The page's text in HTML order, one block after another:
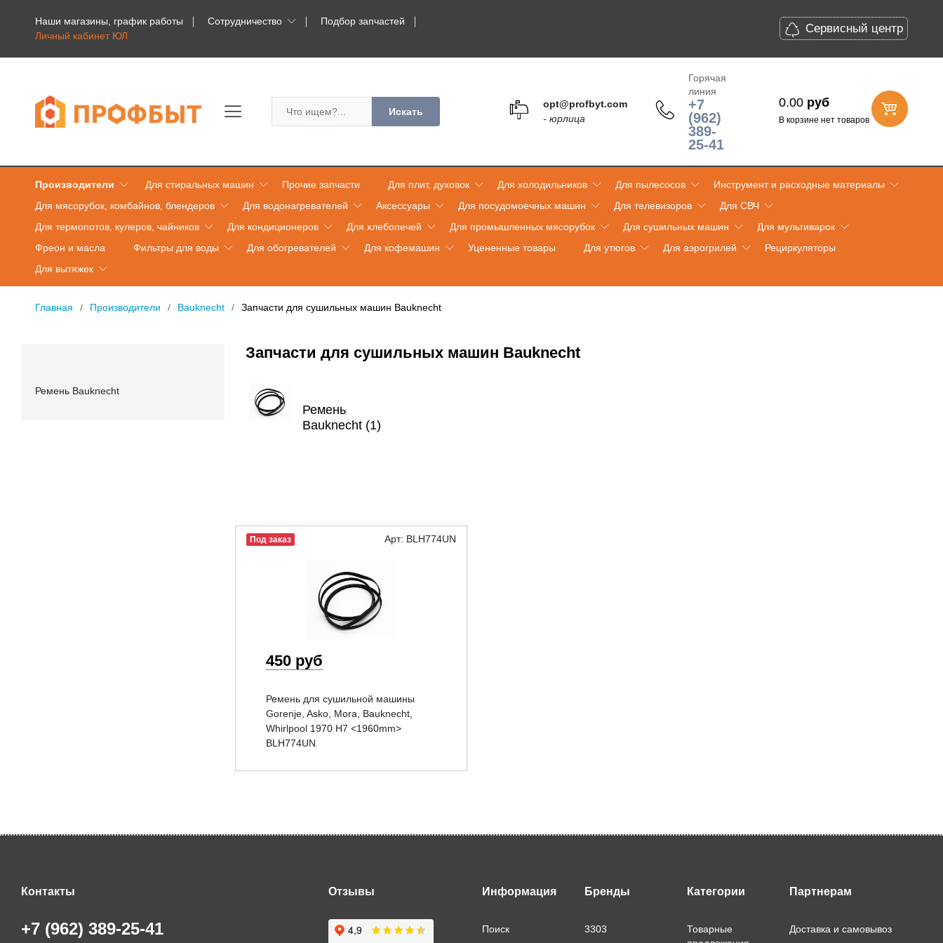
Наши магазины, график работы Сотрудничество
Подбор запчастей
Личный кабинет ЮЛ
Сервисный центр
Искать
opt@profbyt.com
- юрлица
Горячая
линия
+7
(962)
389-
25-41
0.00 руб
В корзине нет товаров
Производители Для стиральных машин Прочие запчасти Для плит, духовок Для холодильников Для пылесосов
Инструмент и расходные материалы
Для мясорубок, комбайнов, блендеров
Для водонагревателей Аксессуары Для посудомоечных машин Для телевизоров
Для СВЧ
Для термопотов, кулеров, чайников
Для кондиционеров Для хлебопечей Для промышленных мясорубок Для сушильных машин
Для мультиварок
Фреон и масла
Фильтры для воды Для обогревателей Для кофемашин Уцененные товары Для утюгов Для аэрогрилей
Рециркуляторы
Для вытяжек
Главная Производители Bauknecht Запчасти для сушильных машин Bauknecht
Ремень Bauknecht
Запчасти для сушильных машин Bauknecht
Ремень
Bauknecht (1)
Под заказ Арт: BLH774UN
450 руб
Ремень для сушильной машины
Gorenje, Asko, Mora, Bauknecht,
Whirlpool 1970 H7 <1960mm>
BLH774UN
Контакты
+7 (962) 389-25-41
Отзывы Информация
Поиск
Бренды
3303
Категории
Товарные
Партнерам
Доставка и самовывоз